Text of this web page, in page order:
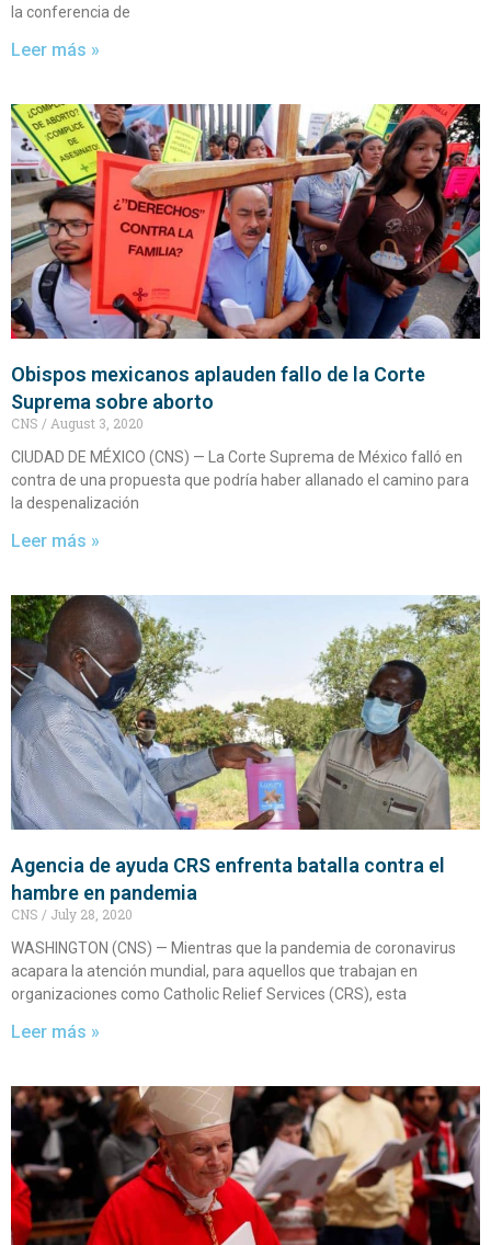
la conferencia de
Leer más »
Obispos mexicanos aplauden fallo de la Corte
Suprema sobre aborto
CNS
August 3, 2020
CIUDAD DE MÉXICO (CNS) — La Corte Suprema de México falló en
contra de una propuesta que podría haber allanado el camino para
la despenalización
Leer más »
Agencia de ayuda CRS enfrenta batalla contra el
hambre en pandemia
CNS
July 28, 2020
WASHINGTON (CNS) — Mientras que la pandemia de coronavirus
acapara la atención mundial, para aquellos que trabajan en
organizaciones como Catholic Relief Services (CRS), esta
Leer más »